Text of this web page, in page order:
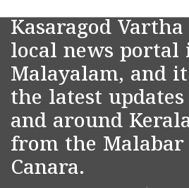
Kasaragod
local news portal
Malayalam, and
the latest
and around
from the Malabar
Canara.